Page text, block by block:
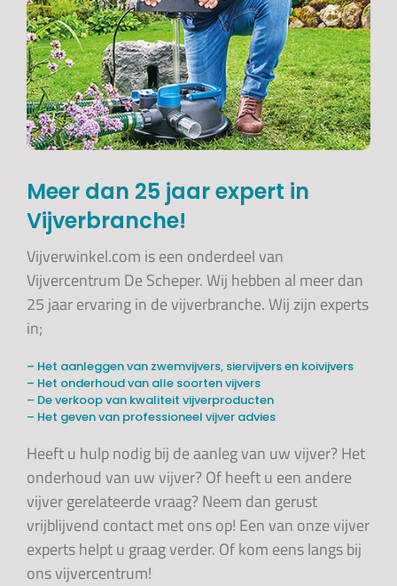
Meer dan 25 jaar expert in
Vijverbranche!
Vijverwinkel.com is een onderdeel van
Vijvercentrum De Scheper. Wij hebben al meer dan
25 jaar ervaring in de vijverbranche. Wij zijn experts
in;
– Het aanleggen van zwemvijvers, siervijvers en koivijvers
– Het onderhoud van alle soorten vijvers
– De verkoop van kwaliteit vijverproducten
– Het geven van professioneel vijver advies
Heeft u hulp nodig bij de aanleg van uw vijver? Het
onderhoud van uw vijver? Of heeft u een andere
vijver gerelateerde vraag? Neem dan gerust
vrijblijvend contact met ons op! Een van onze vijver
experts helpt u graag verder. Of kom eens langs bij
ons vijvercentrum!